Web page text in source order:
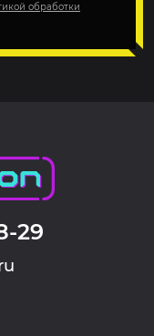
обработки
29